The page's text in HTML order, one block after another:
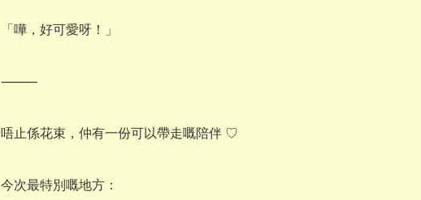
「嘩，好可愛呀！」
⸻
唔止係花束，仲有一份可以帶走嘅陪伴 ♡
今次最特別嘅地方：